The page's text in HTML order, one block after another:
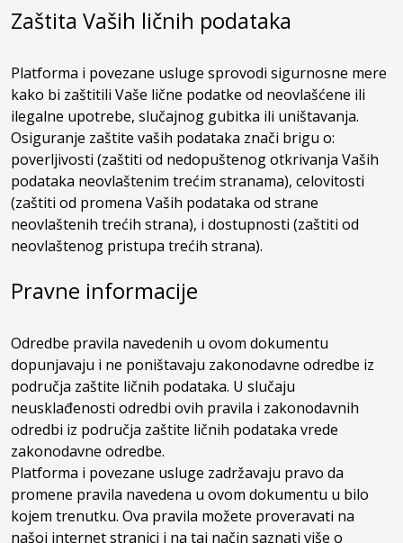
Zaštita Vaših ličnih podataka
Platforma i povezane usluge sprovodi sigurnosne mere
kako bi zaštitili Vaše lične podatke od neovlašćene ili
ilegalne upotrebe, slučajnog gubitka ili uništavanja.
Osiguranje zaštite vaših podataka znači brigu o:
poverljivosti (zaštiti od nedopuštenog otkrivanja Vaših
podataka neovlaštenim trećim stranama), celovitosti
(zaštiti od promena Vaših podataka od strane
neovlaštenih trećih strana), i dostupnosti (zaštiti od
neovlaštenog pristupa trećih strana).
Pravne informacije
Odredbe pravila navedenih u ovom dokumentu
dopunjavaju i ne poništavaju zakonodavne odredbe iz
područja zaštite ličnih podataka. U slučaju
neusklađenosti odredbi ovih pravila i zakonodavnih
odredbi iz područja zaštite ličnih podataka vrede
zakonodavne odredbe.
Platforma i povezane usluge zadržavaju pravo da
promene pravila navedena u ovom dokumentu u bilo
kojem trenutku. Ova pravila možete proveravati na
našoj internet stranici i na taj način saznati više o